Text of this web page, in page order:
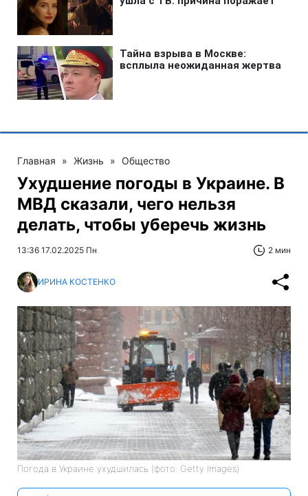
Главная » Жизнь » Общество
Ухудшение погоды в Украине. В
МВД сказали, чего нельзя
делать, чтобы уберечь жизнь
13:36 17.02.2025 Пн 2 мин
ИРИНА КОСТЕНКО
Погода в Украине ухудшилась (фото: Getty Images)